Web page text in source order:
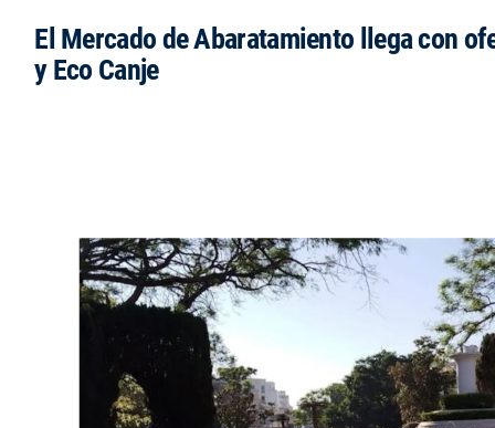
El Mercado de Abaratamiento llega con
y Eco Canje